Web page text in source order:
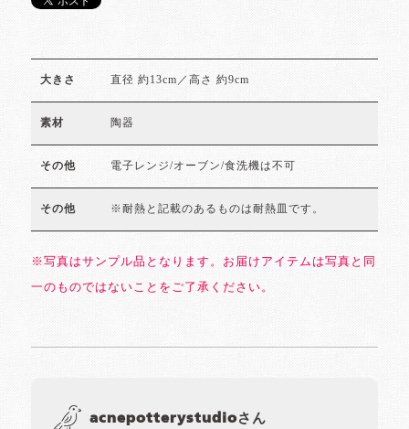
大きさ 直径 約13cm／高さ 約9cm
素材 陶器
その他 電子レンジ/オーブン/食洗機は不可
その他 ※耐熱と記載のあるものは耐熱皿です。
※写真はサンプル品となります。お届けアイテムは写真と同
一のものではないことをご了承ください。
acnepotterystudioさん